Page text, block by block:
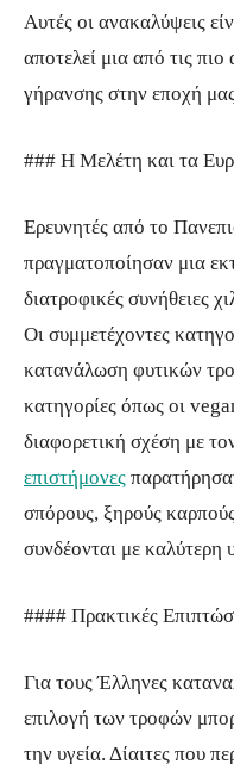
Αυτές οι ανακαλύψεις
αποτελεί μια από τις
γήρανσης στην εποχή
### Η Μελέτη και τα
Ερευνητές από το
πραγματοποίησαν μια
διατροφικές συνήθειες
Οι συμμετέχοντες
κατανάλωση φυτικών
κατηγορίες όπως οι
διαφορετική σχέση με
επιστήμονες
σπόρους, ξηρούς
συνδέονται με καλύτερη
#### Πρακτικές
Για τους Έλληνες
επιλογή των τροφών
την υγεία. Δίαιτες που